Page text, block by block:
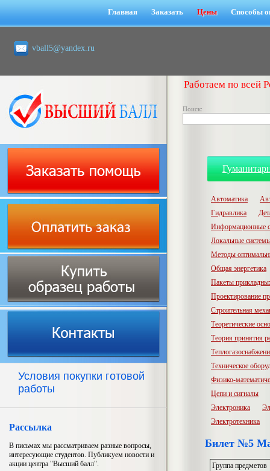
Главная Заказать Цены Способы
vball5@yandex.ru
Работаем по всей
Поиск:
Условия покупки готовой
работы
Рассылка
В письмах мы рассматриваем разные вопросы,
интересующие студентов. Публикуем новости и
акции центра "Высший балл".
Автоматика
Гидравлика
Информационные
Локальные
Методы
Общая энергетика
Пакеты
Проектирование
Строительная
Теоретические
Теория принятия
Техническое
Физико-
Цепи и сигналы
Электроника
Электротехника
Билет №5
Группа предметов